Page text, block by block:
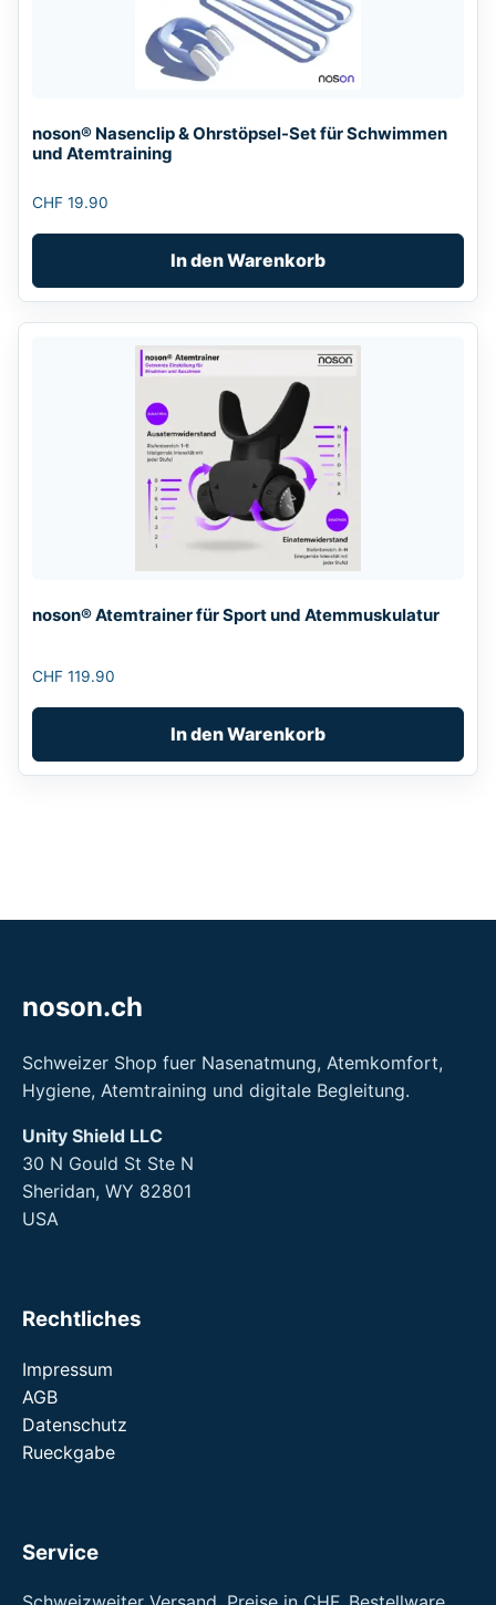
noson® Nasenclip & Ohrstöpsel-Set für Schwimmen
und Atemtraining
CHF 19.90
In den Warenkorb
noson® Atemtrainer für Sport und Atemmuskulatur
CHF 119.90
In den Warenkorb
noson.ch
Schweizer Shop fuer Nasenatmung, Atemkomfort,
Hygiene, Atemtraining und digitale Begleitung.
Unity Shield LLC
30 N Gould St Ste N
Sheridan, WY 82801
USA
Rechtliches
Impressum
AGB
Datenschutz
Rueckgabe
Service